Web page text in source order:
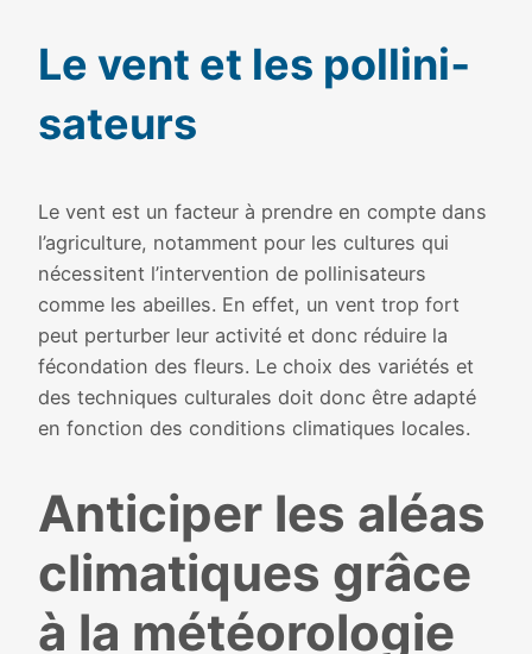
Le vent et les pol­li­ni­
sa­teurs
Le vent est un fac­teur à prendre en compte dans
l’agriculture, notam­ment pour les cultures qui
néces­sitent l’intervention de pol­li­ni­sa­teurs
comme les abeilles. En effet, un vent trop fort
peut per­tur­ber leur acti­vi­té et donc réduire la
fécon­da­tion des fleurs. Le choix des varié­tés et
des tech­niques cultu­rales doit donc être adap­té
en fonc­tion des condi­tions cli­ma­tiques locales.
Anticiper les aléas
cli­ma­tiques grâce
à la météo­ro­lo­gie